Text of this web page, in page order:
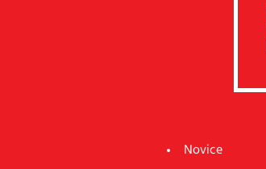
Novice